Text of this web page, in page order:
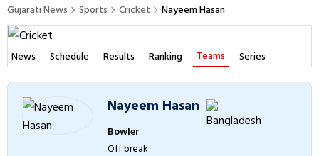
Gujarati News Sports Cricket Nayeem Hasan
News Schedule Results Ranking Teams Series
Nayeem Hasan
Bowler
Off break